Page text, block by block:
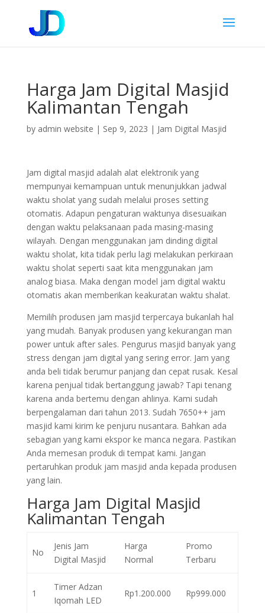
Harga Jam Digital Masjid
Kalimantan Tengah
by admin website | Sep 9, 2023 | Jam Digital Masjid
Jam digital masjid adalah alat elektronik yang
mempunyai kemampuan untuk menunjukkan jadwal
waktu sholat yang sudah melalui proses setting
otomatis. Adapun pengaturan waktunya disesuaikan
dengan waktu pelaksanaan pada masing-masing
wilayah. Dengan menggunakan jam dinding digital
waktu sholat, kita tidak perlu lagi melakukan perkiraan
waktu sholat seperti saat kita menggunakan jam
analog biasa. Maka dengan model jam digital waktu
otomatis akan memberikan keakuratan waktu shalat.
Memilih produsen jam masjid terpercaya bukanlah hal
yang mudah. Banyak produsen yang kekurangan man
power untuk after sales. Pengurus masjid banyak yang
stress dengan jam digital yang sering error. Jam yang
anda beli tidak berumur panjang dan cepat rusak. Kesal
karena penjual tidak bertanggung jawab? Tapi tenang
karena anda bertemu dengan ahlinya. Kami sudah
berpengalaman dari tahun 2013. Sudah 7650++ jam
masjid kami kirim ke penjuru nusantara. Bahkan ada
sebagian yang kami ekspor ke manca negara. Pastikan
Anda memesan produk di tempat kami. Jangan
pertaruhkan produk jam masjid anda kepada produsen
yang lain.
Harga Jam Digital Masjid
Kalimantan Tengah
No
Jenis Jam
Digital Masjid
Harga
Normal
Promo
Terbaru
1
Timer Adzan
Iqomah LED
Rp1.200.000 Rp999.000